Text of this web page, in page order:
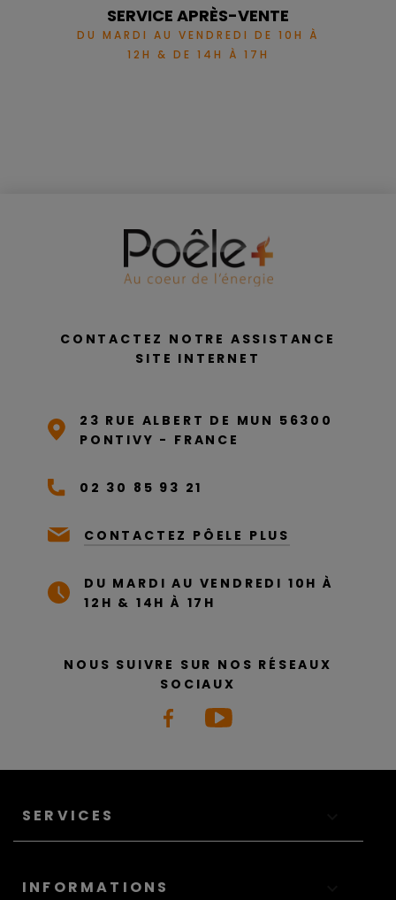
SERVICE APRÈS-VENTE
DU MARDI AU VENDREDI DE 10H À
12H & DE 14H À 17H
CONTACTEZ NOTRE ASSISTANCE
SITE INTERNET
23 RUE ALBERT DE MUN 56300
PONTIVY - FRANCE
02 30 85 93 21
CONTACTEZ PÔELE PLUS
DU MARDI AU VENDREDI 10H À
12H & 14H À 17H
NOUS SUIVRE SUR NOS RÉSEAUX
SOCIAUX
SERVICES
INFORMATIONS